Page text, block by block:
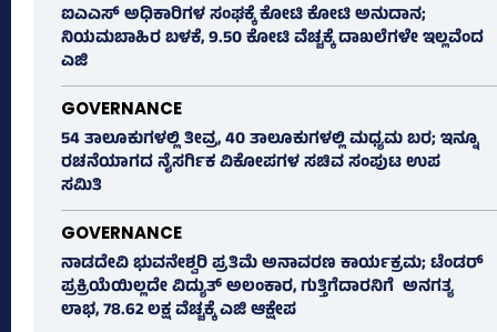
ಐಎಎಸ್‌ ಅಧಿಕಾರಿಗಳ ಸಂಘಕ್ಕೆ ಕೋಟಿ ಕೋಟಿ ಅನುದಾನ;
ನಿಯಮಬಾಹಿರ ಬಳಕೆ, 9.50 ಕೋಟಿ ವೆಚ್ಚಕ್ಕೆ ದಾಖಲೆಗಳೇ ಇಲ್ಲವೆಂದ
ಎಜಿ
GOVERNANCE
54 ತಾಲೂಕುಗಳಲ್ಲಿ ತೀವ್ರ, 40 ತಾಲೂಕುಗಳಲ್ಲಿ ಮಧ್ಯಮ ಬರ; ಇನ್ನೂ
ರಚನೆಯಾಗದ ನೈಸರ್ಗಿಕ ವಿಕೋಪಗಳ ಸಚಿವ ಸಂಪುಟ ಉಪ
ಸಮಿತಿ
GOVERNANCE
ನಾಡದೇವಿ ಭುವನೇಶ್ವರಿ ಪ್ರತಿಮೆ ಅನಾವರಣ ಕಾರ್ಯಕ್ರಮ; ಟೆಂಡರ್
ಪ್ರಕ್ರಿಯೆಯಿಲ್ಲದೇ ವಿದ್ಯುತ್‌ ಅಲಂಕಾರ, ಗುತ್ತಿಗೆದಾರನಿಗೆ ಅನಗತ್ಯ
ಲಾಭ, 78.62 ಲಕ್ಷ ವೆಚ್ಚಕ್ಕೆ ಎಜಿ ಆಕ್ಷೇಪ